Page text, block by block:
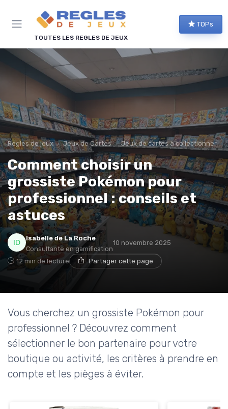
TOUTES LES REGLES DE JEUX
TOPs
Regles de jeux Jeux de Cartes Jeux de cartes à collectionner
Comment choisir un
grossiste Pokémon pour
professionnel : conseils et
astuces
Isabelle de La Roche
Consultante en gamification
10 novembre 2025
12 min de lecture Partager cette page
Vous cherchez un grossiste Pokémon pour
professionnel ? Découvrez comment
sélectionner le bon partenaire pour votre
boutique ou activité, les critères à prendre en
compte et les pièges à éviter.